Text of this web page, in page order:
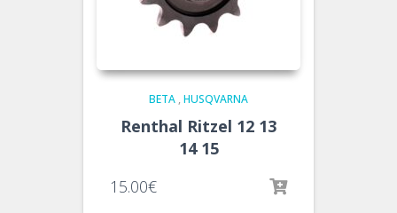
BETA , HUSQVARNA
Renthal Ritzel 12 13
14 15
15.00€